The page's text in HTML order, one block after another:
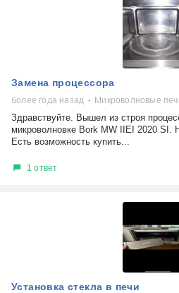
Замена процессора
более года назад Микроволновые
Здравствуйте. Вышел из строя
микроволновке Bork MW IIEI 2020 SI.
Есть возможность купить...
1 ответ
Установка стекла в печи